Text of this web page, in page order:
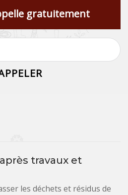
gratuitement
travaux et
les déchets et résidus de